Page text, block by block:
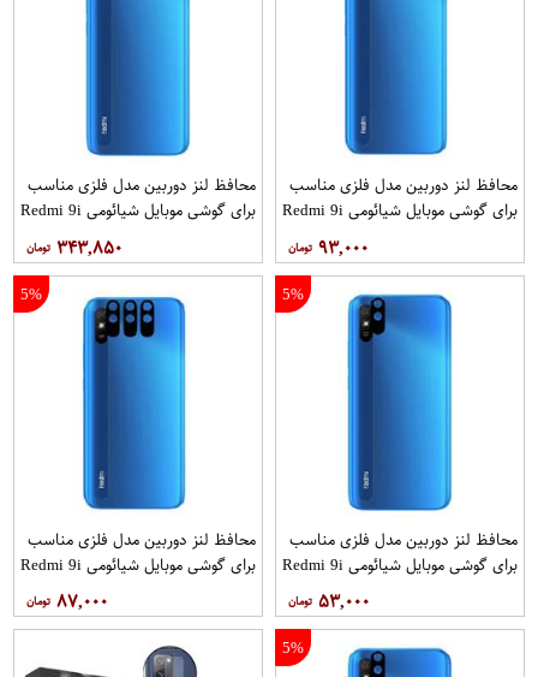
محافظ لنز دوربین مدل فلزی مناسب
برای گوشی موبایل شیائومی Redmi 9i
۹۳,۰۰۰
محافظ لنز دوربین مدل فلزی مناسب
برای گوشی موبایل شیائومی Redmi 9i
۳۴۳,۸۵۰
5%
محافظ لنز دوربین مدل فلزی مناسب
برای گوشی موبایل شیائومی Redmi 9i
۵۳,۰۰۰
5%
محافظ لنز دوربین مدل فلزی مناسب
برای گوشی موبایل شیائومی Redmi 9i
۸۷,۰۰۰
5%